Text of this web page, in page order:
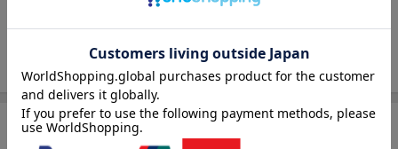
バックナンバー この雑誌の他の号を見る
商品レビュー